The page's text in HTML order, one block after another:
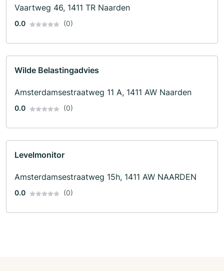
Vaartweg 46, 1411 TR Naarden
0.0 (0)
Wilde Belastingadvies
Amsterdamsestraatweg 11 A, 1411 AW Naarden
0.0 (0)
Levelmonitor
Amsterdamsestraatweg 15h, 1411 AW NAARDEN
0.0 (0)